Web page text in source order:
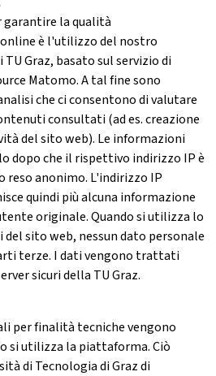
la qualità
è l'utilizzo del nostro
Graz, basato sul servizio di
Matomo. A tal fine sono
che ci consentono di valutare
consultati (ad es. creazione
del sito web). Le informazioni
dopo che il rispettivo indirizzo IP è
reso anonimo. L'indirizzo IP
quindi più alcuna informazione
originale. Quando si utilizza lo
sito web, nessun dato personale
terze. I dati vengono trattati
sicuri della TU Graz.
per finalità tecniche vengono
si utilizza la piattaforma. Ciò
di Tecnologia di Graz di